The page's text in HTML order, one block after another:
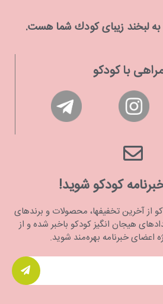
لبخند زیبای كودك شما هست.
با کودکو
کودکو شوید!
از آخرین تخفیفها، محصولات و برندهای
هیجان انگیز کودکو باخبر شده و از
اعضای خبرنامه بهره‌مند شوید.